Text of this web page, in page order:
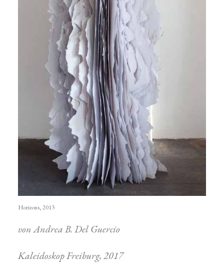
Horizons, 2013
von Andrea B. Del Guercio
Kaleidoskop Freiburg, 2017